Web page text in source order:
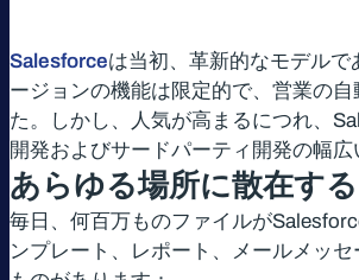
Salesforceは当初、革新的なモデル
ージョンの機能は限定的で、営業の
た。しかし、人気が高まるにつれ、
開発およびサードパーティ開発の幅
あらゆる場所に散在す
毎日、何百万ものファイルが
ンプレート、レポート、メールメッ